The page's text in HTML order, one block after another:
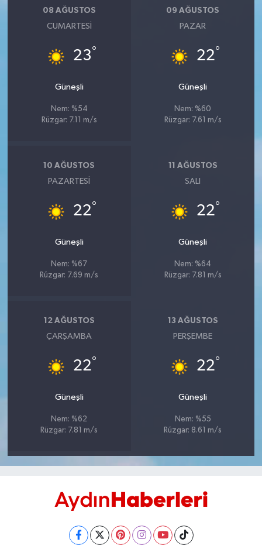
08 AĞUSTOS
CUMARTESI
23°
Güneşli
Nem: %54
Rüzgar: 7.11 m/s
09 AĞUSTOS
PAZAR
22°
Güneşli
Nem: %60
Rüzgar: 7.61 m/s
10 AĞUSTOS
PAZARTESI
22°
Güneşli
Nem: %67
Rüzgar: 7.69 m/s
11 AĞUSTOS
SALI
22°
Güneşli
Nem: %64
Rüzgar: 7.81 m/s
12 AĞUSTOS
ÇARŞAMBA
22°
Güneşli
Nem: %62
Rüzgar: 7.81 m/s
13 AĞUSTOS
PERŞEMBE
22°
Güneşli
Nem: %55
Rüzgar: 8.61 m/s
YAŞAM
AFYON
AYDIN
İZMİR
KÜTAHYA
MANİSA
MUĞLA
YURT